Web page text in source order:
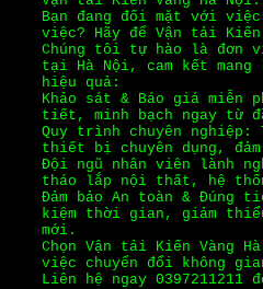
Bạn đang đối mặt với
việc? Hãy để Vận tải Kiến
Chúng tôi tự hào là đơn vị
tại Hà Nội, cam kết
hiệu quả:
Khảo sát & Báo giá
tiết, minh bạch ngay từ
Quy trình chuyên
thiết bị chuyên dụng,
Đội ngũ nhân viên lành
tháo lắp nội thất, hệ
Đảm bảo An toàn & Đúng
kiệm thời gian, giảm
mới.
Chọn Vận tải Kiến Vàng
việc chuyển đổi không
Liên hệ ngay